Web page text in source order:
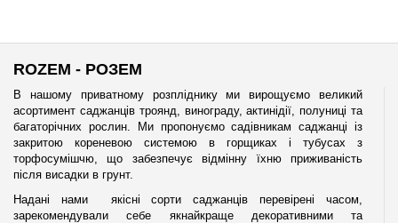
ROZEM - РОЗЕМ
В нашому приватному розпліднику ми вирощуємо великий
асортимент саджанців троянд, винограду, актинідії, полуниці та
багаторічних рослин. Ми пропонуємо садівникам саджанці із
закритою кореневою системою в горщиках і тубусах з
торфосумішчю, що забезпечує відмінну їхню приживаність
після висадки в грунт.
Надані нами якісні сорти саджанців перевірені часом,
зарекомендували себе якнайкраще декоративними та